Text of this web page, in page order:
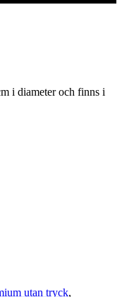
i diameter och finns i
utan tryck,